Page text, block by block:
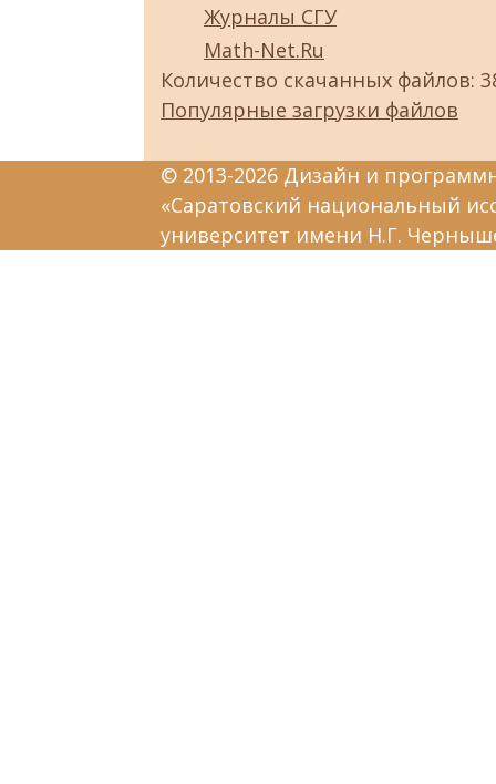
Журналы СГУ
Math-Net.Ru
Количество скачанных файлов:
Популярные загрузки файлов
© 2013-2026 Дизайн и
«Саратовский национальный
университет имени Н.Г.